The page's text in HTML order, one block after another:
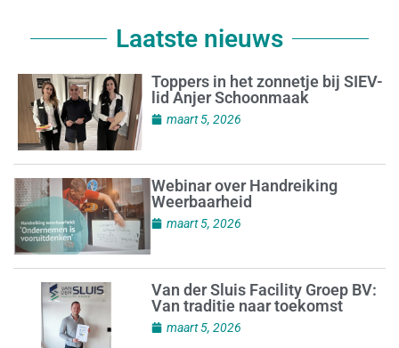
Laatste nieuws
Toppers in het zonnetje bij SIEV-
lid Anjer Schoonmaak
maart 5, 2026
Webinar over Handreiking
Weerbaarheid
maart 5, 2026
Van der Sluis Facility Groep BV:
Van traditie naar toekomst
maart 5, 2026